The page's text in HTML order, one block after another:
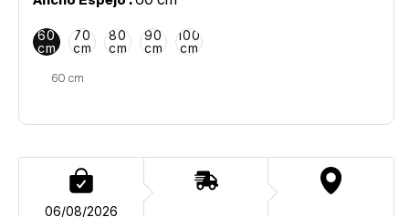
60
cm
70
cm
80
cm
90
cm
100
cm
06/08/2026